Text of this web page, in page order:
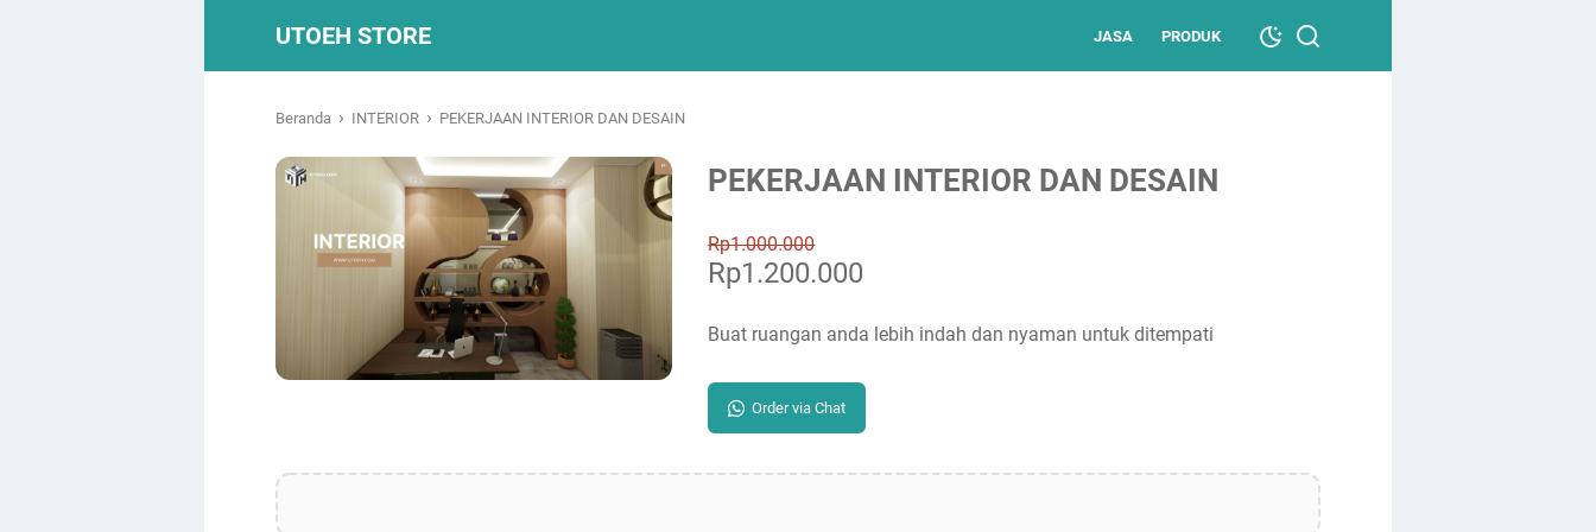
UTOEH STORE JASA PRODUK
Beranda › INTERIOR › PEKERJAAN INTERIOR DAN DESAIN
PEKERJAAN INTERIOR DAN DESAIN
Rp1.000.000
Rp1.200.000
Buat ruangan anda lebih indah dan nyaman untuk ditempati
Order via Chat